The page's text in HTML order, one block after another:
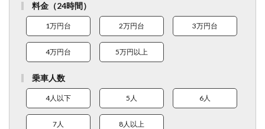
料金（24時間）
1万円台 2万円台 3万円台
4万円台 5万円以上
乗車人数
4人以下 5人 6人
7人 8人以上